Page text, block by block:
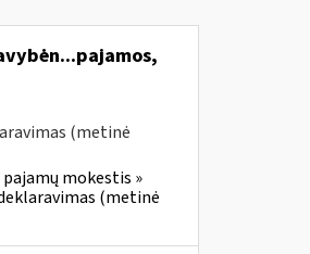
(metinė
mokestis »
(metinė